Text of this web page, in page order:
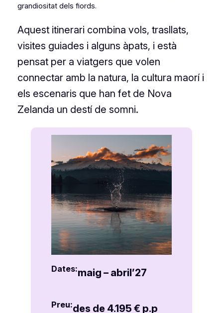
grandiositat dels fiords.
Aquest itinerari combina vols, trasllats,
visites guiades i alguns àpats, i està
pensat per a viatgers que volen
connectar amb la natura, la cultura maorí i
els escenaris que han fet de Nova
Zelanda un destí de somni.
Dates:maig – abril’27
Preu:des de 4.195 € p.p